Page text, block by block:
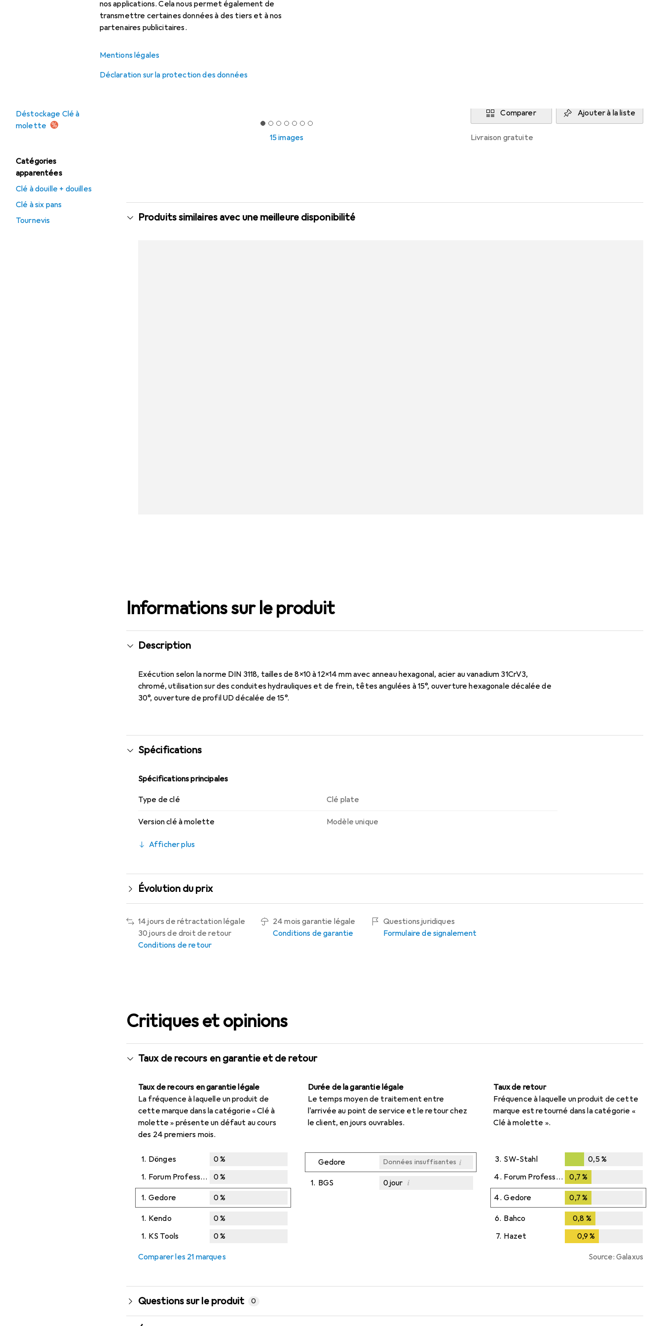
nos applications. Cela nous permet également de
transmettre certaines données à des tiers et à nos
partenaires publicitaires.
Mentions légales
Déclaration sur la protection des données
Déstockage Clé à
molette
Catégories
apparentées
Clé à douille + douilles
Clé à six pans
Tournevis
15 images
Comparer Ajouter à la liste
livraison gratuite
Produits similaires avec une meilleure disponibilité
Informations sur le produit
Description
Exécution selon la norme DIN 3118, tailles de 8x10 à 12x14 mm avec anneau hexagonal, acier au vanadium 31CrV3,
chromé, utilisation sur des conduites hydrauliques et de frein, têtes angulées à 15°, ouverture hexagonale décalée de
30°, ouverture de profil UD décalée de 15°.
Spécifications
Spécifications principales
Type de clé Clé plate
Version clé à molette Modèle unique
Afficher plus
Évolution du prix
14 jours de rétractation légale
30 jours de droit de retour
Conditions de retour
24 mois garantie légale
Conditions de garantie
Questions juridiques
Formulaire de signalement
Critiques et opinions
Taux de recours en garantie et de retour
Taux de recours en garantie légale
La fréquence à laquelle un produit de
cette marque dans la catégorie « Clé à
molette » présente un défaut au cours
des 24 premiers mois.
1. Dönges 0%
1.
Forum Professional Solutions 0%
1. Gedore 0%
1. Kendo 0%
1. KS Tools 0%
Durée de la garantie légale
Le temps moyen de traitement entre
l'arrivée au point de service et le retour chez
le client, en jours ouvrables.
Gedore Données insuffisantes i
1. BGS 0jour i
Taux de retour
Fréquence à laquelle un produit de cette
marque est retourné dans la catégorie «
Clé à molette ».
3. SW-Stahl
0,5%
0,5%
4.
Forum Professional Solutions 0,7 %
4. Gedore 0,7 %
6. Bahco 0,8 %
7. Hazet 0,9%
Comparer les 21 marques Source: Galaxus
Questions sur le produit 0